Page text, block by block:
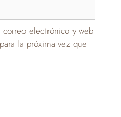
electrónico y web
la próxima vez que